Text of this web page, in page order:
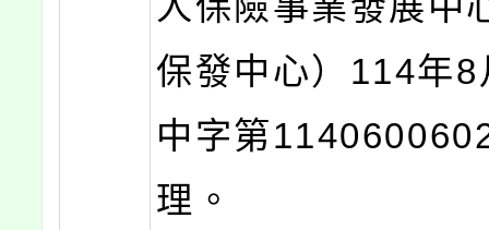
保發中心）114年
中字第
理。